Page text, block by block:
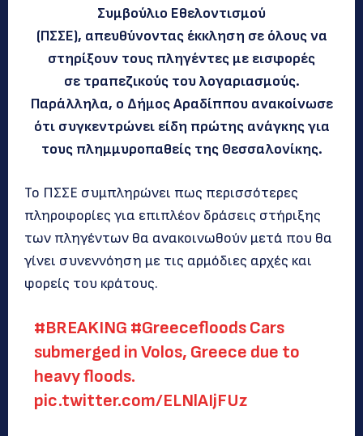
Συμβούλιο Εθελοντισμού
(ΠΣΣΕ), απευθύνοντας έκκληση σε όλους να
στηρίξουν τους πληγέντες με εισφορές
σε τραπεζικούς του λογαριασμούς.
Παράλληλα, ο Δήμος Αραδίππου ανακοίνωσε
ότι συγκεντρώνει είδη πρώτης ανάγκης για
τους πλημμυροπαθείς της Θεσσαλονίκης.
Το ΠΣΣΕ συμπληρώνει πως περισσότερες
πληροφορίες για επιπλέον δράσεις στήριξης
των πληγέντων θα ανακοινωθούν μετά που θα
γίνει συνεννόηση με τις αρμόδιες αρχές και
φορείς του κράτους.
#BREAKING #GreecefloodsCars
submerged in Volos, Greece due to
heavy floods.
pic.twitter.com/ELNlAIjFUz